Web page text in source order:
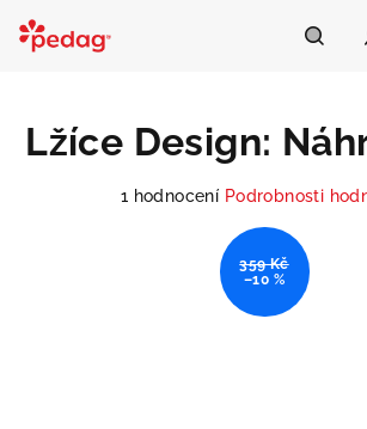
obsah
Lžíce Design:
Průměrné
1 hodnocení Podrobnosti
359 Kč
–10 %
Asistent Pedag